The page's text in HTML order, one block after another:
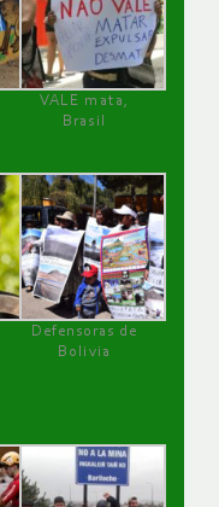
VALE mata,
Brasil
Defensoras de
Bolivia